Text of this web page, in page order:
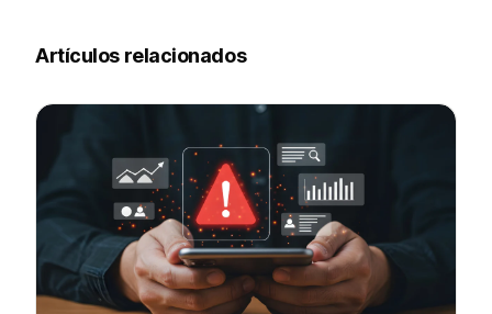
Artículos relacionados